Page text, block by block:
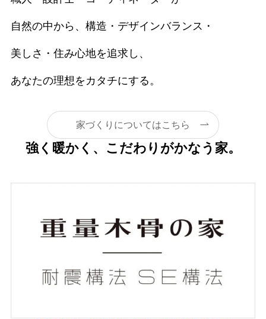
自然の中から、構造・デザインバランス・
美しさ・住み心地を追求し、
あなたの理想をカタチにする。
家づくりについてはこちら
強く暖かく、こだわりがかなう家。